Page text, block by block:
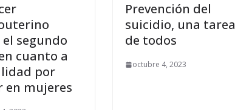
segundo
cuanto a
por
en mujeres
Prevención del
suicidio, una tarea
de todos
octubre 4, 2023